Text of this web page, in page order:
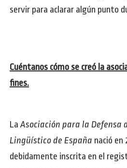
servir para aclarar algún punto
Cuéntanos cómo se creó la
fines.
LaAsociación para la Defensa
Lingüístico de España nació en
debidamente inscrita en el